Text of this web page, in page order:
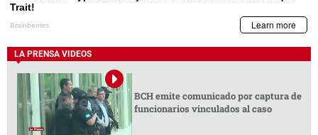
LA PRENSA VIDEOS
BCH emite comunicado por captura de
funcionarios vinculados al caso